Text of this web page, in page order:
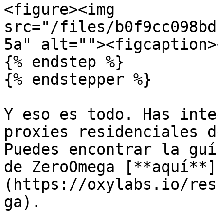
<figure><img
src="/files/
5a"
{% endstep %}
{% endstepper %}
Y eso es todo. Has
proxies residenciales
Puedes encontrar la
de ZeroOmega [**aquí**]
(https://oxylabs.io/
ga).